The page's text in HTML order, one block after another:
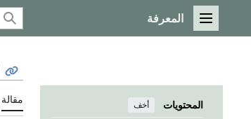
القائمة الرئيسية
المعرفة
المحتويات أخف مقالة